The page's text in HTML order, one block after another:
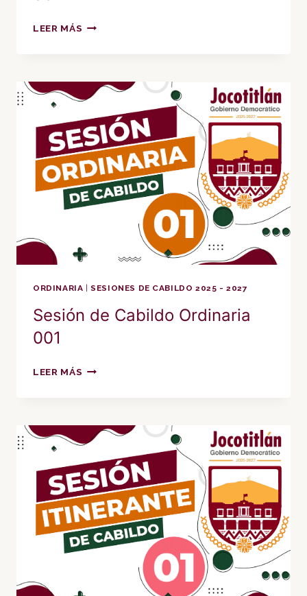
LEER MÁS SESIÓN
002
ORDINARIA |SESIONES DE CABILDO 2025 - 2027
Sesión de Cabildo Ordinaria
001
LEER MÁS SESIÓN
001